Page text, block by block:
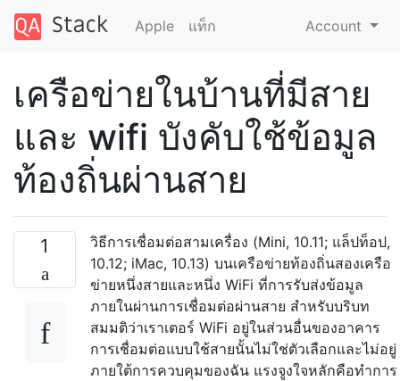
Apple แท็ก Account
เครือข่ายในบ้านที่มีสาย
และ wifi บังคับใช้ข้อมูล
ท้องถิ่นผ่านสาย
1
วิธีการเชื่อมต่อสามเครื่อง (Mini, 10.11; แล็ปท็อป,
10.12; iMac, 10.13) บนเครือข่ายท้องถิ่นสองเครือ
ข่ายหนึ่งสายและหนึ่ง WiFi ที่การรับส่งข้อมูล
ภายในผ่านการเชื่อมต่อผ่านสาย สำหรับบริบท
สมมติว่าเราเตอร์ WiFi อยู่ในส่วนอื่นของอาคาร
การเชื่อมต่อแบบใช้สายนั้นไม่ใช่ตัวเลือกและไม่อยู่
ภายใต้การควบคุมของฉัน แรงจูงใจหลักคือทำการ